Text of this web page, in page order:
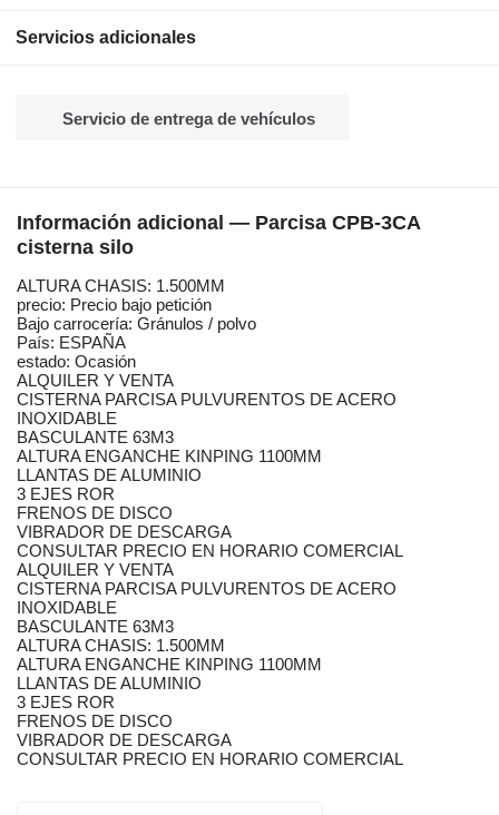
Servicios adicionales
Servicio de entrega de vehículos
Información adicional — Parcisa CPB-3CA
cisterna silo
ALTURA CHASIS: 1.500MM
precio: Precio bajo petición
Bajo carrocería: Gránulos / polvo
País: ESPAÑA
estado: Ocasión
ALQUILER Y VENTA
CISTERNA PARCISA PULVURENTOS DE ACERO
INOXIDABLE
BASCULANTE 63M3
ALTURA ENGANCHE KINPING 1100MM
LLANTAS DE ALUMINIO
3 EJES ROR
FRENOS DE DISCO
VIBRADOR DE DESCARGA
CONSULTAR PRECIO EN HORARIO COMERCIAL
ALQUILER Y VENTA
CISTERNA PARCISA PULVURENTOS DE ACERO
INOXIDABLE
BASCULANTE 63M3
ALTURA CHASIS: 1.500MM
ALTURA ENGANCHE KINPING 1100MM
LLANTAS DE ALUMINIO
3 EJES ROR
FRENOS DE DISCO
VIBRADOR DE DESCARGA
CONSULTAR PRECIO EN HORARIO COMERCIAL